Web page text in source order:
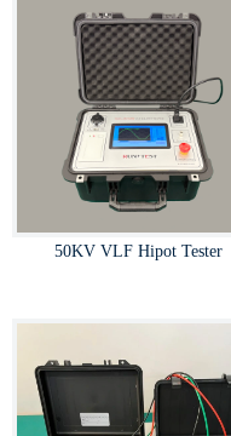
50KV VLF Hipot Tester